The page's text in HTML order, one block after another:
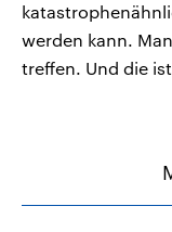
werden kann.
treffen. Und die